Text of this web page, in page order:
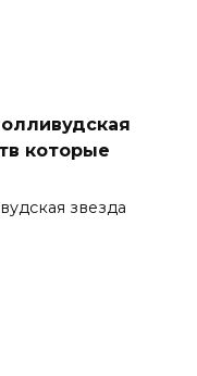
которые
звезда